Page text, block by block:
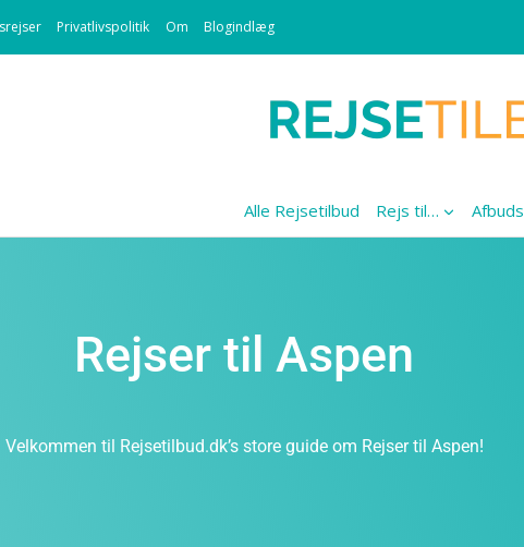
Privatlivspolitik Om Blogindlæg
Alle Rejsetilbud Rejs til…
Rejser til Aspen
Velkommen til Rejsetilbud.dk’s store guide om Rejser til Aspen!